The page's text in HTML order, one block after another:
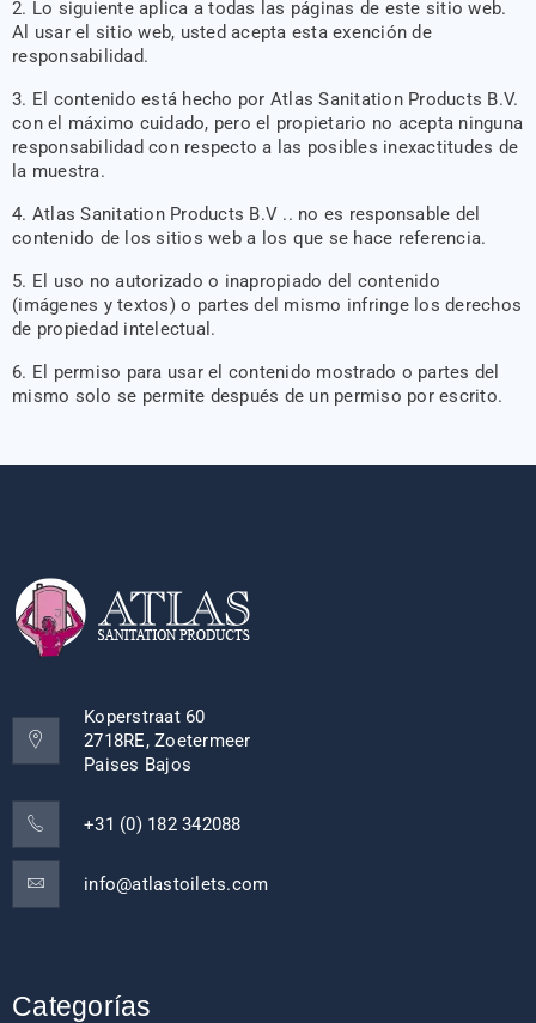
Lo siguiente aplica a todas las páginas de este sitio web.
Al usar el sitio web, usted acepta esta exención de
responsabilidad.
El contenido está hecho por Atlas Sanitation Products B.V.
con el máximo cuidado, pero el propietario no acepta ninguna
responsabilidad con respecto a las posibles inexactitudes de
la muestra.
Atlas Sanitation Products B.V .. no es responsable del
contenido de los sitios web a los que se hace referencia.
El uso no autorizado o inapropiado del contenido
(imágenes y textos) o partes del mismo infringe los derechos
de propiedad intelectual.
El permiso para usar el contenido mostrado o partes del
mismo solo se permite después de un permiso por escrito.
Koperstraat 60
2718RE, Zoetermeer
Paises Bajos
+31 (0) 182 342088
info@atlastoilets.com
Categorías